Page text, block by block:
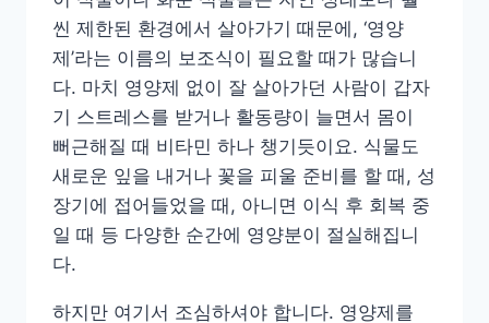
씬 제한된 환경에서 살아가기 때문에, ‘영양
제’라는 이름의 보조식이 필요할 때가 많습니
다. 마치 영양제 없이 잘 살아가던 사람이 갑자
기 스트레스를 받거나 활동량이 늘면서 몸이
뻐근해질 때 비타민 하나 챙기듯이요. 식물도
새로운 잎을 내거나 꽃을 피울 준비를 할 때, 성
장기에 접어들었을 때, 아니면 이식 후 회복 중
일 때 등 다양한 순간에 영양분이 절실해집니
다.
하지만 여기서 조심하셔야 합니다. 영양제를